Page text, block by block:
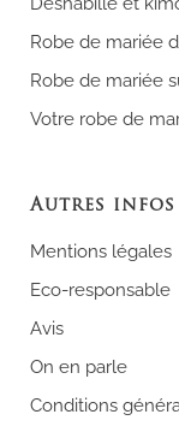
Robe de mariée
Robe de mariée
Votre robe de
Autres infos
Mentions légales
Eco-responsable
Avis
On en parle
Conditions